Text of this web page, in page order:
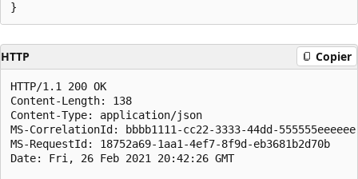
HTTP Copier
HTTP/1.1 200 OK
Content-Length: 138
Content-Type: application/json
MS-CorrelationId: bbbb1111-cc22-3333-44dd-555555eeeeee
MS-RequestId: 18752a69-1aa1-4ef7-8f9d-eb3681b2d70b
Date: Fri, 26 Feb 2021 20:42:26 GMT